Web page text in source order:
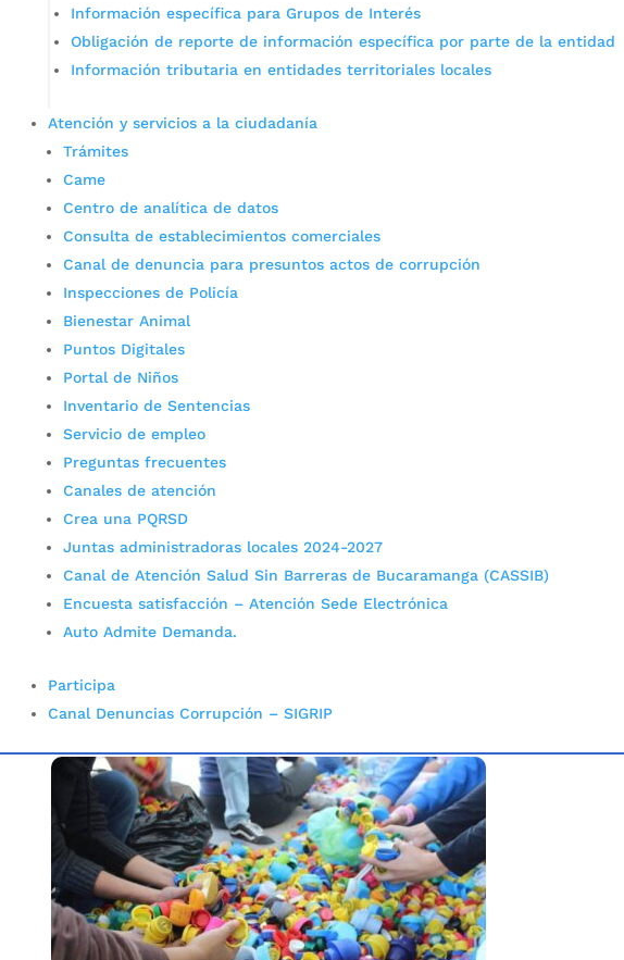
Información específica para Grupos de Interés
Obligación de reporte de información específica por parte de la entidad
Información tributaria en entidades territoriales locales
Atención y servicios a la ciudadanía
Trámites
Came
Centro de analítica de datos
Consulta de establecimientos comerciales
Canal de denuncia para presuntos actos de corrupción
Inspecciones de Policía
Bienestar Animal
Puntos Digitales
Portal de Niños
Inventario de Sentencias
Servicio de empleo
Preguntas frecuentes
Canales de atención
Crea una PQRSD
Juntas administradoras locales 2024-2027
Canal de Atención Salud Sin Barreras de Bucaramanga (CASSIB)
Encuesta satisfacción – Atención Sede Electrónica
Auto Admite Demanda.
Participa
Canal Denuncias Corrupción – SIGRIP
Inicio 5 Etiqueta: Cáncer